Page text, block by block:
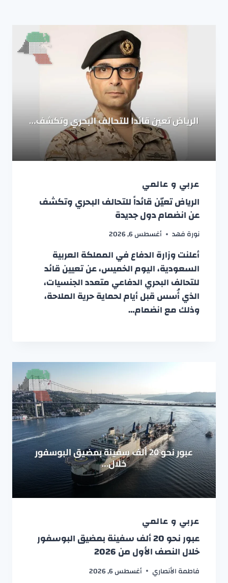
عربي و عالمي
الرياض تعيّن قائداً للتحالف البحري وتكشف
عن انضمام دول جديدة
نورة فهد أغسطس 6, 2026
أعلنت وزارة الدفاع في المملكة العربية
السعودية، اليوم الخميس، عن تعيين قائد
للتحالف البحري الدفاعي متعدد الجنسيات،
الذي أُسس قبل أيام لحماية حرية الملاحة،
وذلك مع انضمام…
عربي و عالمي
عبور نحو 20 ألف سفينة بمضيق البوسفور
خلال النصف الأول من 2026
فاطمة الأنصاري أغسطس 6, 2026